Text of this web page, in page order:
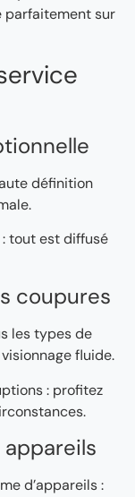
parfaitement sur
définition
tout est diffusé
coupures
les types de
fluide.
: profitez
d’appareils :